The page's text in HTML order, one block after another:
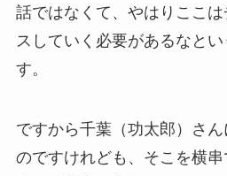
話ではなくて、やはりここ
スしていく必要があるなと
す。
ですから千葉（功太郎）さ
のですけれども、そこを横